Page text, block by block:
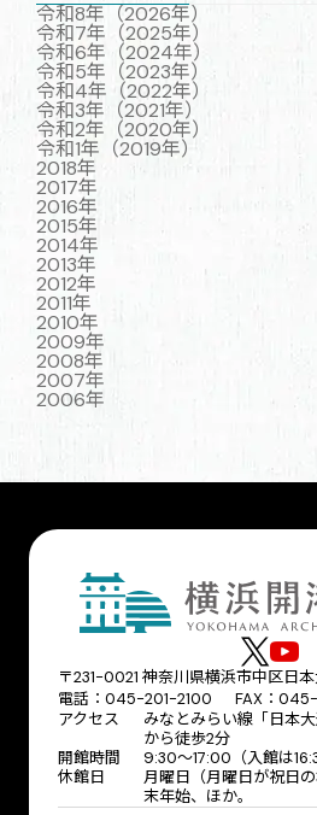
令和8年（2026年）
令和7年（2025年）
令和6年（2024年）
令和5年（2023年）
令和4年（2022年）
令和3年（2021年）
令和2年（2020年）
令和1年（2019年）
2018年
2017年
2016年
2015年
2014年
2013年
2012年
2011年
2010年
2009年
2008年
2007年
2006年
〒231-0021 神奈川県横浜市中区日
電話：045-201-2100 FAX：045-
アクセス
みなとみらい線「日本
から徒歩2分
開館時間
9:30〜17:00（入館は
休館日
月曜日（月曜日が祝日
末年始、ほか。